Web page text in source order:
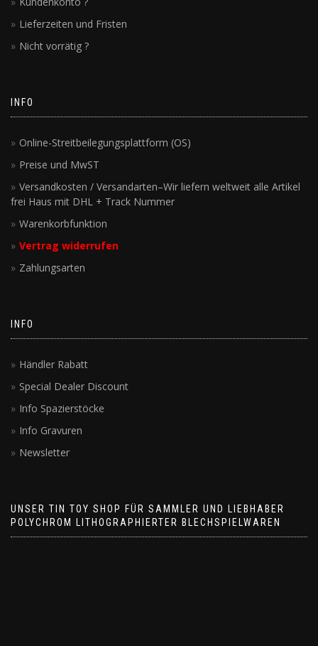
Lieferzeiten und Fristen
Nicht vorrätig ?
INFO
Online-Streitbeilegungsplattform (OS)
Preise und MwST
Versandkosten / Versandarten–Wir liefern weltweit alle Artikel
frei Haus mit DHL + Track Nummer
Warenkorbfunktion
Vertrag widerrufen
Zahlungsarten
INFO
Händler Rabatt
Special Dealer Discount
Info Spazierstöcke
Info Gravuren
Newsletter
UNSER TIN TOY SHOP FÜR SAMMLER UND LIEBHABER
POLYCHROM LITHOGRAPHIERTER BLECHSPIELWAREN